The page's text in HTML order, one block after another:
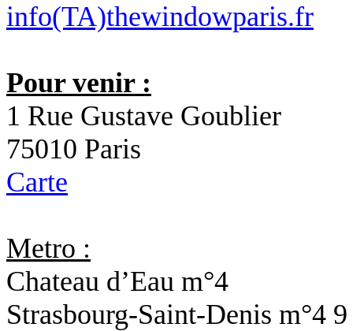
info(TA)thewindowparis.fr
Pour venir :
1 Rue Gustave Goublier
75010 Paris
Carte
Metro :
Chateau d’Eau m°4
Strasbourg-Saint-Denis m°4